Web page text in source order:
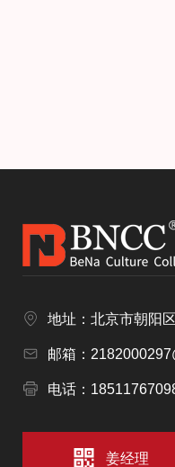
地址：北京市朝阳
邮箱：
电话：
姜经理